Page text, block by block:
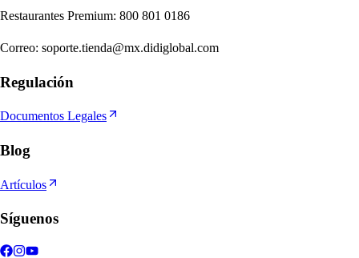
Restaurantes Premium: 800 801 0186
Correo: soporte.tienda@mx.didiglobal.com
Regulación
Documentos Legales
Blog
Artículos
Síguenos